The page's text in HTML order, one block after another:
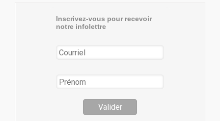
Inscrivez-vous pour recevoir
notre infolettre